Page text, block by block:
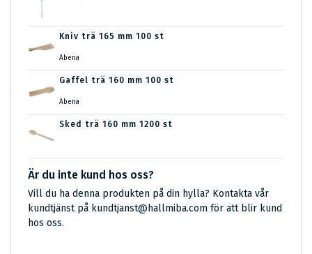
Kniv trä 165 mm 100 st
Abena
Gaffel trä 160 mm 100 st
Abena
Sked trä 160 mm 1200 st
Är du inte kund hos oss?
Vill du ha denna produkten på din hylla? Kontakta vår
kundtjänst på kundtjanst@hallmiba.com för att blir kund
hos oss.